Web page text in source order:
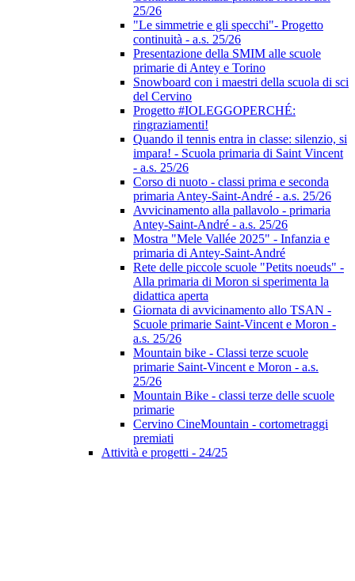
25/26
"Le simmetrie e gli specchi"- Progetto
continuità - a.s. 25/26
Presentazione della SMIM alle scuole
primarie di Antey e Torino
Snowboard con i maestri della scuola di sci
del Cervino
Progetto #IOLEGGOPERCHÉ:
ringraziamenti!
Quando il tennis entra in classe: silenzio, si
impara! - Scuola primaria di Saint Vincent
- a.s. 25/26
Corso di nuoto - classi prima e seconda
primaria Antey-Saint-André - a.s. 25/26
Avvicinamento alla pallavolo - primaria
Antey-Saint-André - a.s. 25/26
Mostra "Mele Vallée 2025" - Infanzia e
primaria di Antey-Saint-André
Rete delle piccole scuole "Petits noeuds" -
Alla primaria di Moron si sperimenta la
didattica aperta
Giornata di avvicinamento allo TSAN -
Scuole primarie Saint-Vincent e Moron -
a.s. 25/26
Mountain bike - Classi terze scuole
primarie Saint-Vincent e Moron - a.s.
25/26
Mountain Bike - classi terze delle scuole
primarie
Cervino CineMountain - cortometraggi
premiati
Attività e progetti - 24/25